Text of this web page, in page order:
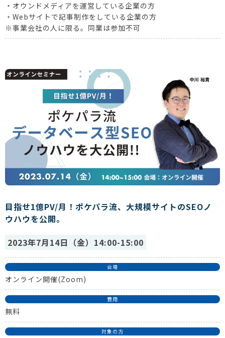
・オウンドメディアを運営している企業の方
・Webサイトで記事制作をしている企業の方
※事業会社の人に限る。同業は参加不可
目指せ1億PV/月！ポケパラ流、大規模サイトのSEOノ
ウハウを公開。
2023年7月14日（金）14:00-15:00
会場
オンライン開催(Zoom)
費用
無料
対象の方